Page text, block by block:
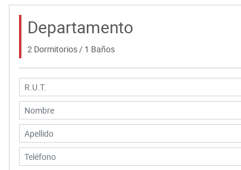
Departamento
2 Dormitorios / 1 Baños